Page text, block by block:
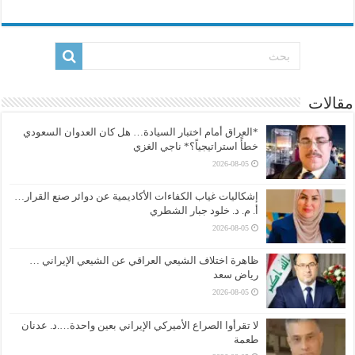
مقالات
*العراق أمام اختبار السيادة… هل كان العدوان السعودي
خطأً استراتيجياً؟* ناجي الغزي
2026-08-05
إشكاليات غياب الكفاءات الأكاديمية عن دوائر صنع القرار…
أ. م. د. خلود جبار الشطري
2026-08-05
ظاهرة اختلاف الشيعي العراقي عن الشيعي الإيراني …
رياض سعد
2026-08-05
لا تقرأوا الصراع الأميركي الإيراني بعين واحدة….د. عدنان
طعمة